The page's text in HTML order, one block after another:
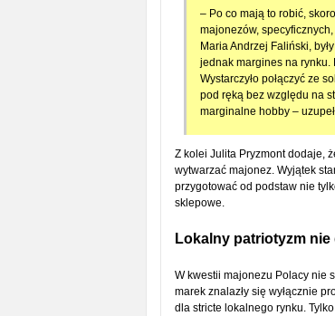
– Po co mają to robić,
majonezów,
Maria Andrzej Faliński,
jednak margines na rynku.
Wystarczyło połączyć ze
pod ręką bez względu na
marginalne hobby –
Z kolei Julita Pryzmont dodaje,
wytwarzać majonez. Wyjątek
przygotować od podstaw nie
sklepowe.
Lokalny patriotyzm nie
W kwestii majonezu Polacy nie
marek znalazły się wyłącznie
dla stricte lokalnego rynku.